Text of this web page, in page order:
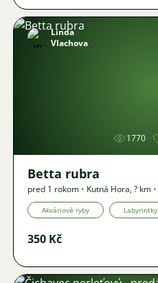
Linda
Vlachova
1770
Betta rubra
pred 1 rokom • Kutná Hora,? km •
Akváriové ryby Labyrintky
350 Kč